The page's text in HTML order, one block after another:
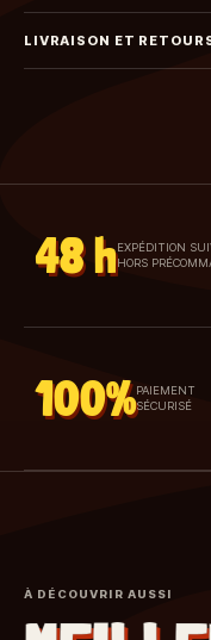
LIVRAISON ET
48 h EXPÉDITION
HORS
100% PAIEMENT
SÉCURISÉ
À DÉCOUVRIR AUSSI